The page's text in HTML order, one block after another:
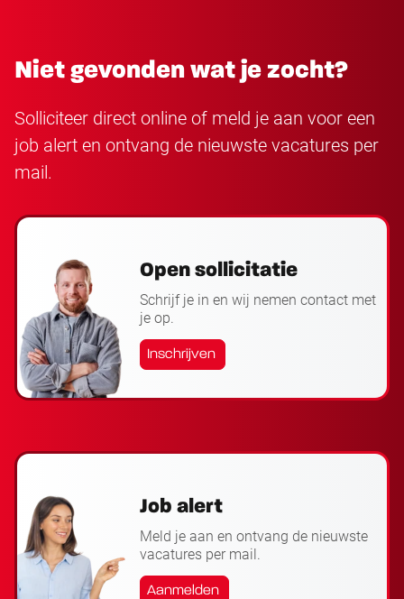
Niet gevonden wat je zocht?
Solliciteer direct online of meld je aan voor een
job alert en ontvang de nieuwste vacatures per
mail.
Open sollicitatie
Schrijf je in en wij nemen contact met
je op.
Inschrijven
Job alert
Meld je aan en ontvang de nieuwste
vacatures per mail.
Aanmelden